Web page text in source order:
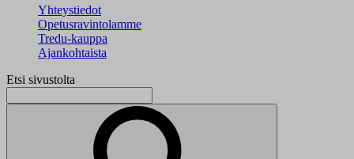
Yhteystiedot
Opetusravintolamme
Tredu-kauppa
Ajankohtaista
Etsi sivustolta